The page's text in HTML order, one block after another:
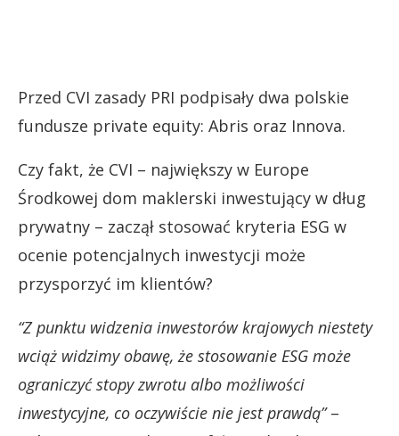
Przed CVI zasady PRI podpisały dwa polskie
fundusze private equity: Abris oraz Innova.
Czy fakt, że CVI – największy w Europe
Środkowej dom maklerski inwestujący w dług
prywatny – zaczął stosować kryteria ESG w
ocenie potencjalnych inwestycji może
przysporzyć im klientów?
“Z punktu widzenia inwestorów krajowych niestety
wciąż widzimy obawę, że stosowanie ESG może
ograniczyć stopy zwrotu albo możliwości
inwestycyjne, co oczywiście nie jest prawdą”–